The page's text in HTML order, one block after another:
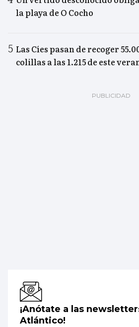
la playa de O Cocho
Las Cíes pasan de recoger
colillas a las 1.215 de este
¡Anótate a las
Atlántico!